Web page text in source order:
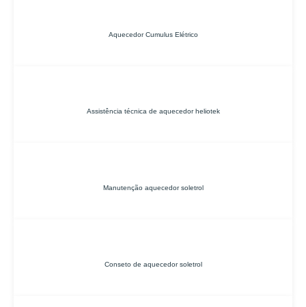
Aquecedor Cumulus Elétrico
Assistência técnica de aquecedor heliotek
Manutenção aquecedor soletrol
Conseto de aquecedor soletrol